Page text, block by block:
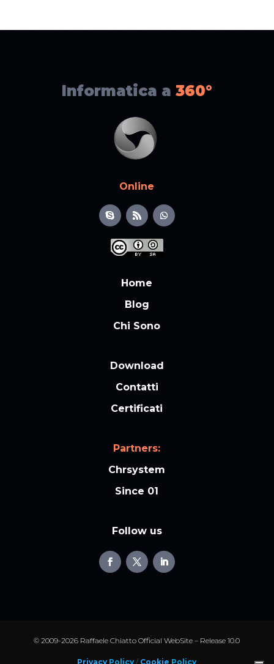
Informatica a 360°
Online
Home
Blog
Chi Sono
Download
Contatti
Certificati
Partners:
Chrsystem
Since 01
Follow us
© 2009-2026 Raffaele Chiatto Official WebSite – Release 10.0
Privacy Policy / Cookie Policy